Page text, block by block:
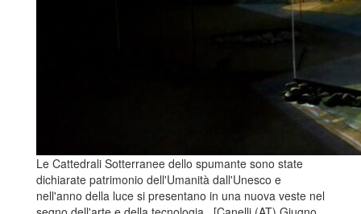
Le Cattedrali Sotterranee dello spumante sono state
dichiarate patrimonio dell'Umanità dall'Unesco e
nell'anno della luce si presentano in una nuova veste nel